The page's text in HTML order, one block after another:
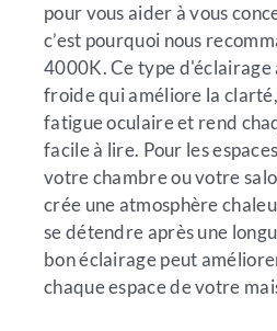
pour vous aider à vous
c’est pourquoi nous
4000K. Ce type d'éclairage
froide qui améliore la
fatigue oculaire et rend
facile à lire. Pour les
votre chambre ou votre
crée une atmosphère
se détendre après une
bon éclairage peut
chaque espace de votre